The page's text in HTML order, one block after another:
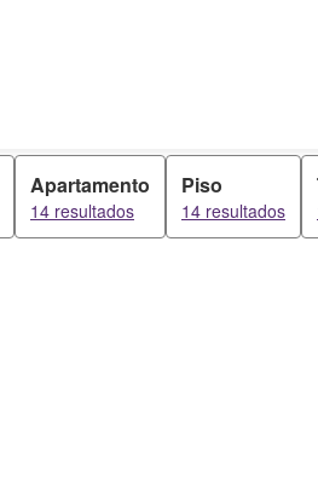
Apartamento
14 resultados
Piso
14 resultados